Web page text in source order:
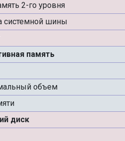
2-го уровня
системной шины
память
объем
диск